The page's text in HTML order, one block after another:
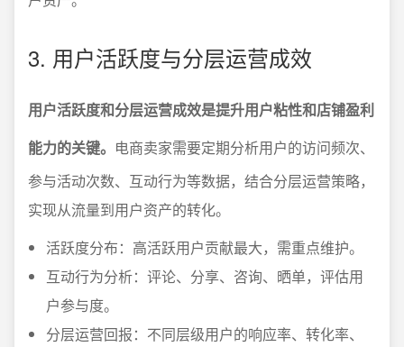
3. 用户活跃度与分层运营成效
用户活跃度和分层运营成效是提升用户粘性和店铺盈利
能力的关键。 电商卖家需要定期分析用户的访问频次、
参与活动次数、互动行为等数据，结合分层运营策略，
实现从流量到用户资产的转化。
活跃度分布：高活跃用户贡献最大，需重点维护。
互动行为分析：评论、分享、咨询、晒单，评估用
户参与度。
分层运营回报：不同层级用户的响应率、转化率、